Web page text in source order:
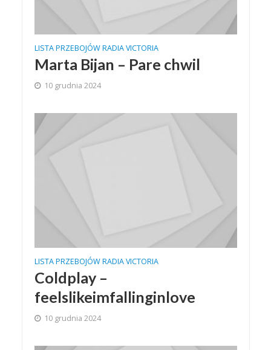
LISTA PRZEBOJÓW RADIA VICTORIA
Marta Bijan – Pare chwil
10 grudnia 2024
LISTA PRZEBOJÓW RADIA VICTORIA
Coldplay –
feelslikeimfallinginlove
10 grudnia 2024